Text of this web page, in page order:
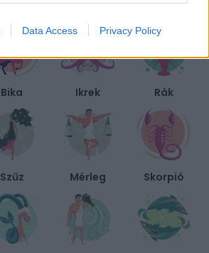
Data Access Privacy Policy
Bika Ikrek Rák
Szűz Mérleg Skorpió